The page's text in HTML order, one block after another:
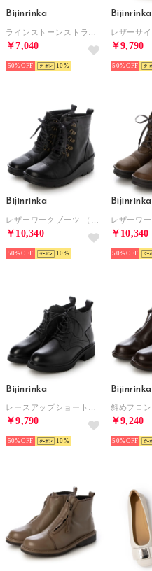
Bijinrinka
￥7,040
50% 10
Bijinrinka
￥9,790
50%
Bijinrinka
￥10,340
50% 10
Bijinrinka
￥10,340
50%
Bijinrinka
￥9,790
50% 10
Bijinrinka
￥9,240
50%